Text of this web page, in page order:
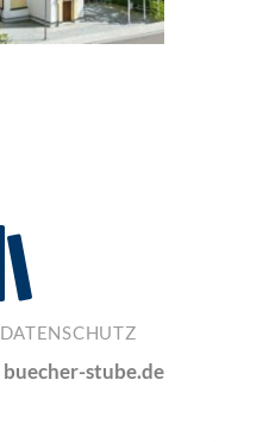
DATENSCHUTZ
buecher-stube.de